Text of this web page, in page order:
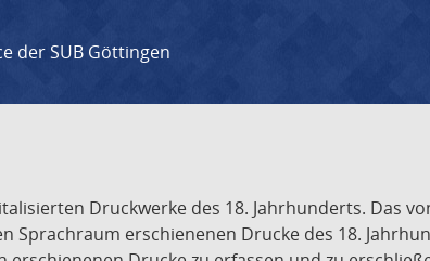
der SUB Göttingen
Druckwerke des 18. Jahrhunderts. Das
erschienenen Drucke des 18.